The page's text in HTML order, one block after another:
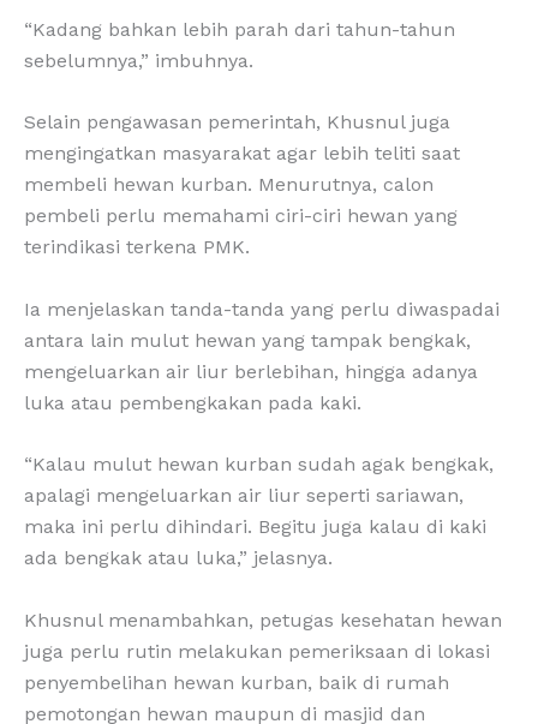
“Kadang bahkan lebih parah dari tahun-tahun
sebelumnya,” imbuhnya.
Selain pengawasan pemerintah, Khusnul juga
mengingatkan masyarakat agar lebih teliti saat
membeli hewan kurban. Menurutnya, calon
pembeli perlu memahami ciri-ciri hewan yang
terindikasi terkena PMK.
Ia menjelaskan tanda-tanda yang perlu diwaspadai
antara lain mulut hewan yang tampak bengkak,
mengeluarkan air liur berlebihan, hingga adanya
luka atau pembengkakan pada kaki.
“Kalau mulut hewan kurban sudah agak bengkak,
apalagi mengeluarkan air liur seperti sariawan,
maka ini perlu dihindari. Begitu juga kalau di kaki
ada bengkak atau luka,” jelasnya.
Khusnul menambahkan, petugas kesehatan hewan
juga perlu rutin melakukan pemeriksaan di lokasi
penyembelihan hewan kurban, baik di rumah
pemotongan hewan maupun di masjid dan